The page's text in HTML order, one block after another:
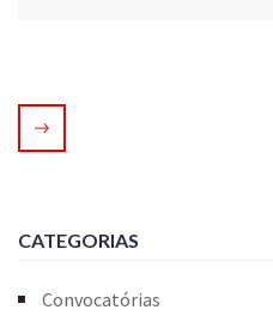
CATEGORIAS
Convocatórias